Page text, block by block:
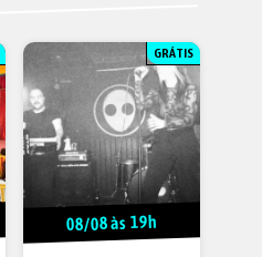
GRÁTIS
08/08 às 19h